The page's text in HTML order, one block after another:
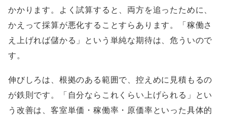
かかります。よく試算すると、両方を追ったために、
かえって採算が悪化することすらあります。「稼働さ
え上げれば儲かる」という単純な期待は、危ういので
す。
伸びしろは、根拠のある範囲で、控えめに見積もるの
が鉄則です。「自分ならこれくらい上げられる」とい
う改善は、客室単価・稼働率・原価率といった具体的